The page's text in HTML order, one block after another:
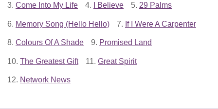
3. Come Into My Life 4. I Believe 5. 29 Palms
6. Memory Song (Hello Hello) 7. If I Were A Carpenter
8. Colours Of A Shade 9. Promised Land
10. The Greatest Gift 11. Great Spirit
12. Network News